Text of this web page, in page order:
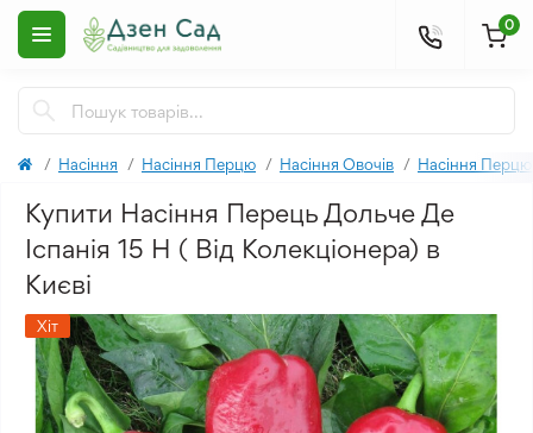
0
Насіння Насіння Перцю Насіння Овочів Насіння
Купити Насіння Перець Дольче Де
Іспанія 15 Н ( Від Колекціонера) в
Києві
Хіт